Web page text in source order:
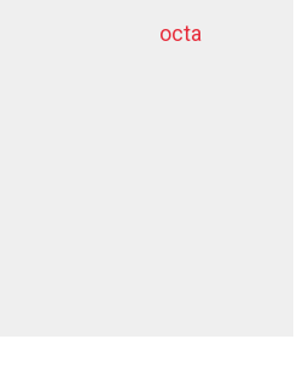
octa
dziļurbums